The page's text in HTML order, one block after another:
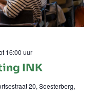
INK
16:00 uur
20, Soesterberg,